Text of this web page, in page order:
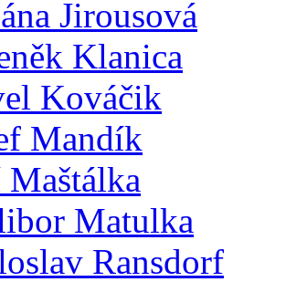
Jirousová
Klanica
Kováčik
Mandík
Matulka
Ransdorf